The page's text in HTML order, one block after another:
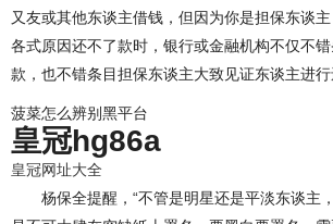
又友或其他东谈主借钱，但因为你是担保东谈
各式原因还不了款时，银行或金融机构不仅不
款，也不错条目担保东谈主大致见证东谈主进行
菠菜怎么辨别黑平台
皇冠hg86a
皇冠网址大全
杨保全提醒，“不管是明星还是平淡东谈主